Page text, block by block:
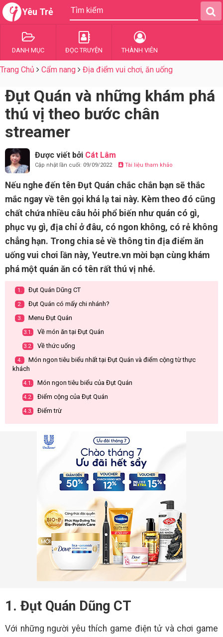
Yêu Trẻ
DANH MỤC ĐỌC TRUYỆN THÀNH VIÊN
Trang Chủ Cẩm nang Địa điểm vui chơi, ăn uống
Đụt Quán và những khám phá
thú vị theo bước chân
streamer
Được viết bởi Cát Lâm
Cập nhật lần cuối: 09/09/2022 Tài liệu tham khảo
Nếu nghe đến tên Đụt Quán chắc chắn bạn sẽ thắc
mắc ngay về tên gọi khá lạ tai này. Kèm theo đó cũng
chất chứa nhiều câu hỏi phổ biến như quán có gì,
phục vụ gì, địa chỉ ở đâu, có ngon không, có rẻ không
chẳng hạn. Trong chia sẻ về thông tin địa điểm ăn
uống vui chơi lần này, Yeutre.vn mời bạn cùng khám
phá một quán ăn có tên rất thú vị nhé.
1. Đụt Quán Dũng CT
2. Đụt Quán có mấy chi nhánh?
3. Menu Đụt Quán
3.1. Về món ăn tại Đụt Quán
3.2. Về thức uống
4.
Món ngon tiêu biểu nhất tại Đụt Quán và điểm cộng từ thực
khách
4.1. Món ngon tiêu biểu của Đụt Quán
4.2. Điểm cộng của Đụt Quán
4.3. Điểm trừ
1. Đụt Quán Dũng CT
Với những người yêu thích game điện tử và chơi game